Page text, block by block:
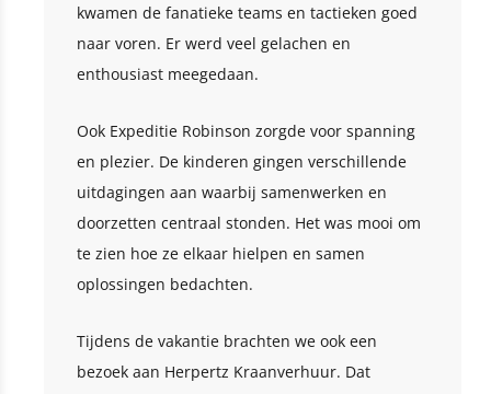
kwamen de fanatieke teams en tactieken goed
naar voren. Er werd veel gelachen en
enthousiast meegedaan.
Ook Expeditie Robinson zorgde voor spanning
en plezier. De kinderen gingen verschillende
uitdagingen aan waarbij samenwerken en
doorzetten centraal stonden. Het was mooi om
te zien hoe ze elkaar hielpen en samen
oplossingen bedachten.
Tijdens de vakantie brachten we ook een
bezoek aan Herpertz Kraanverhuur. Dat